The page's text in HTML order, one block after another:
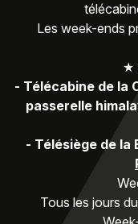
Les week-ends
★
- Télécabine de la
passerelle
- Télésiège de la
Tous les jours